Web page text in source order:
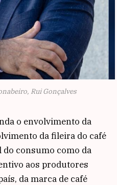
Rui Gonçalves
o envolvimento da
da fileira do café
do consumo como da
aos produtores
da marca de café